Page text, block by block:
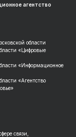
агентство
области
«Цифровые
«Информационное
«Агентство
связи,